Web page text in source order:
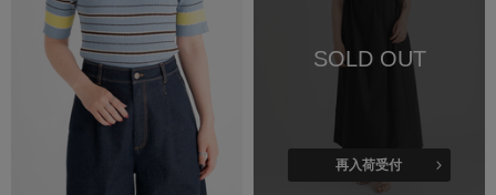
SOLD OUT
再入荷受付